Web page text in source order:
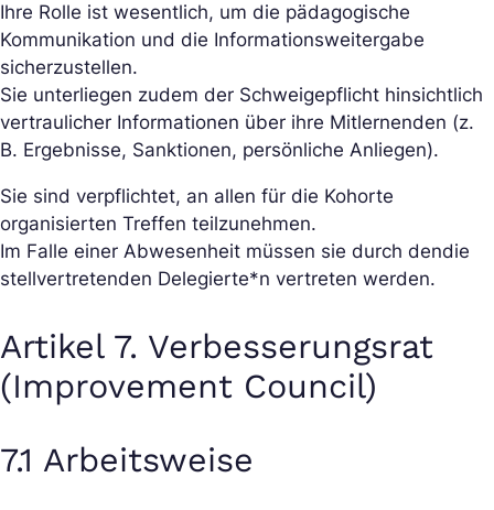
Ihre Rolle ist wesentlich, um die pädagogische
Kommunikation und die Informationsweitergabe
sicherzustellen.
Sie unterliegen zudem der Schweigepflicht hinsichtlich
vertraulicher Informationen über ihre Mitlernenden (z.
B. Ergebnisse, Sanktionen, persönliche Anliegen).
Sie sind verpflichtet, an allen für die Kohorte
organisierten Treffen teilzunehmen.
Im Falle einer Abwesenheit müssen sie durch dendie
stellvertretenden Delegierte*n vertreten werden.
Artikel 7. Verbesserungsrat
(Improvement Council)
7.1 Arbeitsweise